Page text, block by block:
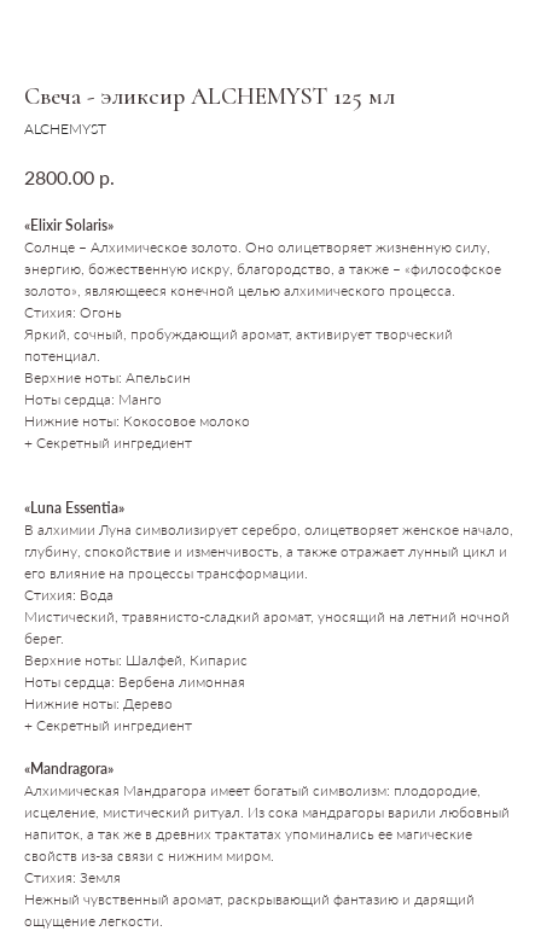
Свеча - эликсир ALCHEMYST 125 мл
ALCHEMYST
2800.00 р.
«Elixir Solaris»
Солнце – Алхимическое золото. Оно олицетворяет жизненную силу,
энергию, божественную искру, благородство, а также – «философское
золото», являющееся конечной целью алхимического процесса.
Стихия: Огонь
Яркий, сочный, пробуждающий аромат, активирует творческий
потенциал.
Верхние ноты: Апельсин
Ноты сердца: Манго
Нижние ноты: Кокосовое молоко
+ Секретный ингредиент
«Luna Essentia»
В алхимии Луна символизирует серебро, олицетворяет женское начало,
глубину, спокойствие и изменчивость, а также отражает лунный цикл и
его влияние на процессы трансформации.
Стихия: Вода
Мистический, травянисто-сладкий аромат, уносящий на летний ночной
берег.
Верхние ноты: Шалфей, Кипарис
Ноты сердца: Вербена лимонная
Нижние ноты: Дерево
+ Секретный ингредиент
«Mandragora»
Алхимическая Мандрагора имеет богатый символизм: плодородие,
исцеление, мистический ритуал. Из сока мандрагоры варили любовный
напиток, а так же в древних трактатах упоминались ее магические
свойств из-за связи с нижним миром.
Стихия: Земля
Нежный чувственный аромат, раскрывающий фантазию и дарящий
ощущение легкости.